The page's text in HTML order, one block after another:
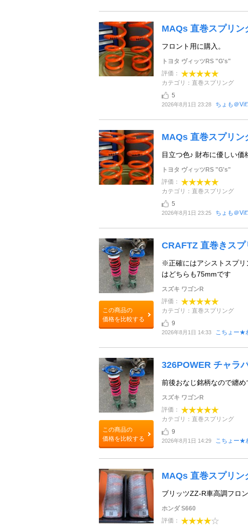
MAQs 直巻スプリン
フロント用に購入。
トヨタ ヴィッツRS "G's"
評価：
カテゴリ：直巻スプリング
5
2026年8月1日 23:28 ちょも＠
MAQs 直巻スプリン
目立つ色♪ 財布に優しい価
トヨタ ヴィッツRS "G's"
評価：
カテゴリ：直巻スプリング
5
2026年8月1日 23:25 ちょも＠
この商品の
価格を比較する
CRAFTZ 直巻きスプ
※正確にはアシストスプリ
はどちらも75mmです
スズキ ワゴンR
評価：
カテゴリ：直巻スプリング
9
2026年8月1日 14:33 こちょー★
この商品の
価格を比較する
326POWER チャラ
前後おなじ銘柄なので纏
スズキ ワゴンR
評価：
カテゴリ：直巻スプリング
9
2026年8月1日 14:29 こちょー★
MAQs 直巻スプリ
ブリッツZZ-R車高調フロ
ホンダ S660
評価：